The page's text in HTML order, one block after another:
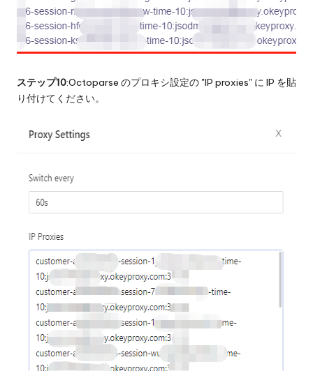
ステップ10:Octoparse のプロキシ設定の "IP proxies" に IP を貼
り付けてください。